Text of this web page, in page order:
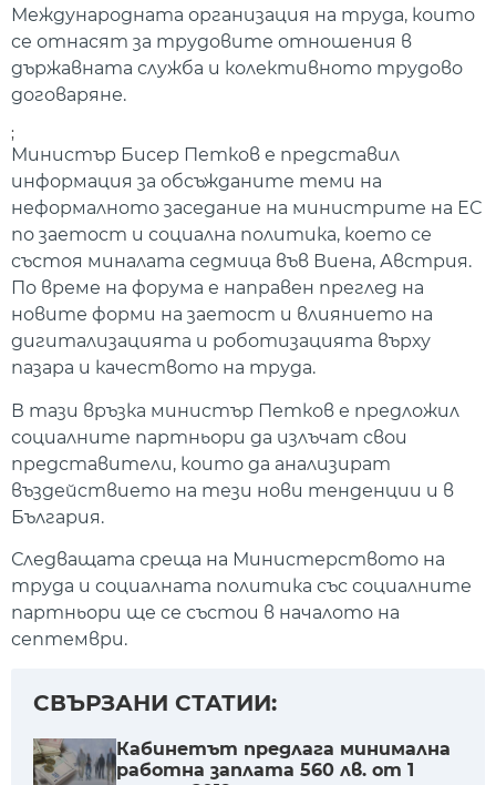
Международната организация на труда, които
се отнасят за трудовите отношения в
държавната служба и колективното трудово
договаряне.
;
Министър Бисер Петков е представил
информация за обсъжданите теми на
неформалното заседание на министрите на ЕС
по заетост и социална политика, което се
състоя миналата седмица във Виена, Австрия.
По време на форума е направен преглед на
новите форми на заетост и влиянието на
дигитализацията и роботизацията върху
пазара и качеството на труда.
В тази връзка министър Петков е предложил
социалните партньори да излъчат свои
представители, които да анализират
въздействието на тези нови тенденции и в
България.
Следващата среща на Министерството на
труда и социалната политика със социалните
партньори ще се състои в началото на
септември.
СВЪРЗАНИ СТАТИИ:
Кабинетът предлага минимална
работна заплата 560 лв. от 1